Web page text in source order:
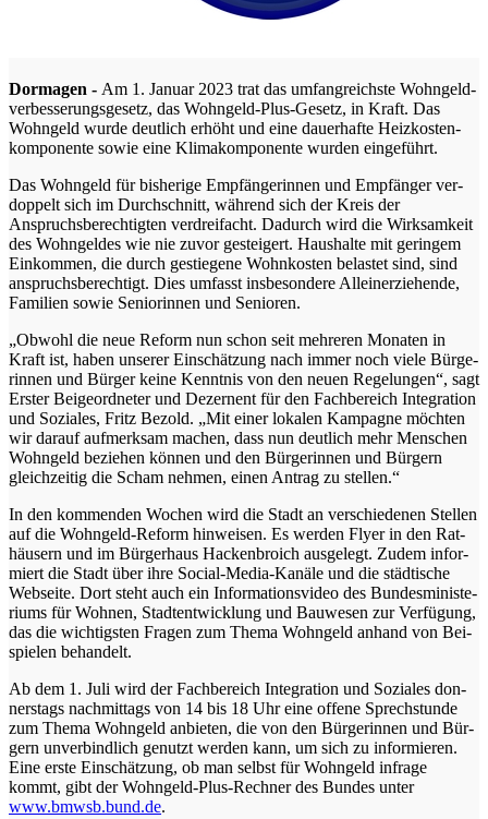
Dor­ma­gen - Am 1. Janu­ar 2023 trat das umfang­reichs­te Wohn­geld­
ver­bes­se­rungs­ge­setz, das Wohn­geld-Plus-Gesetz, in Kraft. Das
Wohn­geld wur­de deut­lich erhöht und eine dau­er­haf­te Heiz­kos­ten­
kom­po­nen­te sowie eine Kli­ma­kom­po­nen­te wur­den eingeführt.
Das Wohn­geld für bis­he­ri­ge Emp­fän­ge­rin­nen und Emp­fän­ger ver­
dop­pelt sich im Durch­schnitt, wäh­rend sich der Kreis der
Anspruchs­be­rech­tig­ten ver­drei­facht. Dadurch wird die Wirk­sam­keit
des Wohn­gel­des wie nie zuvor gestei­gert. Haus­hal­te mit gerin­gem
Ein­kom­men, die durch gestie­ge­ne Wohn­kos­ten belas­tet sind, sind
anspruchs­be­rech­tigt. Dies umfasst ins­be­son­de­re Allein­er­zie­hen­de,
Fami­li­en sowie Senio­rin­nen und Senioren.
„Obwohl die neue Reform nun schon seit meh­re­ren Mona­ten in
Kraft ist, haben unse­rer Ein­schät­zung nach immer noch vie­le Bür­ge­
rin­nen und Bür­ger kei­ne Kennt­nis von den neu­en Rege­lun­gen“, sagt
Ers­ter Bei­geord­ne­ter und Dezer­nent für den Fach­be­reich Inte­gra­ti­on
und Sozia­les, Fritz Bezold. „Mit einer loka­len Kam­pa­gne möch­ten
wir dar­auf auf­merk­sam machen, dass nun deut­lich mehr Men­schen
Wohn­geld bezie­hen kön­nen und den Bür­ge­rin­nen und Bür­gern
gleich­zei­tig die Scham neh­men, einen Antrag zu stellen.“
In den kom­men­den Wochen wird die Stadt an ver­schie­de­nen Stel­len
auf die Wohn­geld-Reform hin­wei­sen. Es wer­den Fly­er in den Rat­
häu­sern und im Bür­ger­haus Hacken­broich aus­ge­legt. Zudem infor­
miert die Stadt über ihre Social-Media-Kanä­le und die städ­ti­sche
Web­sei­te. Dort steht auch ein Infor­ma­ti­ons­vi­deo des Bun­des­mi­nis­te­
ri­ums für Woh­nen, Stadt­ent­wick­lung und Bau­we­sen zur Ver­fü­gung,
das die wich­tigs­ten Fra­gen zum The­ma Wohn­geld anhand von Bei­
spie­len behandelt.
Ab dem 1. Juli wird der Fach­be­reich Inte­gra­ti­on und Sozia­les don­
ners­tags nach­mit­tags von 14 bis 18 Uhr eine offe­ne Sprech­stun­de
zum The­ma Wohn­geld anbie­ten, die von den Bür­ge­rin­nen und Bür­
gern unver­bind­lich genutzt wer­den kann, um sich zu infor­mie­ren.
Eine ers­te Ein­schät­zung, ob man selbst für Wohn­geld infra­ge
kommt, gibt der Wohn­geld-Plus-Rech­ner des Bun­des unter
www.bmwsb.bund.de.